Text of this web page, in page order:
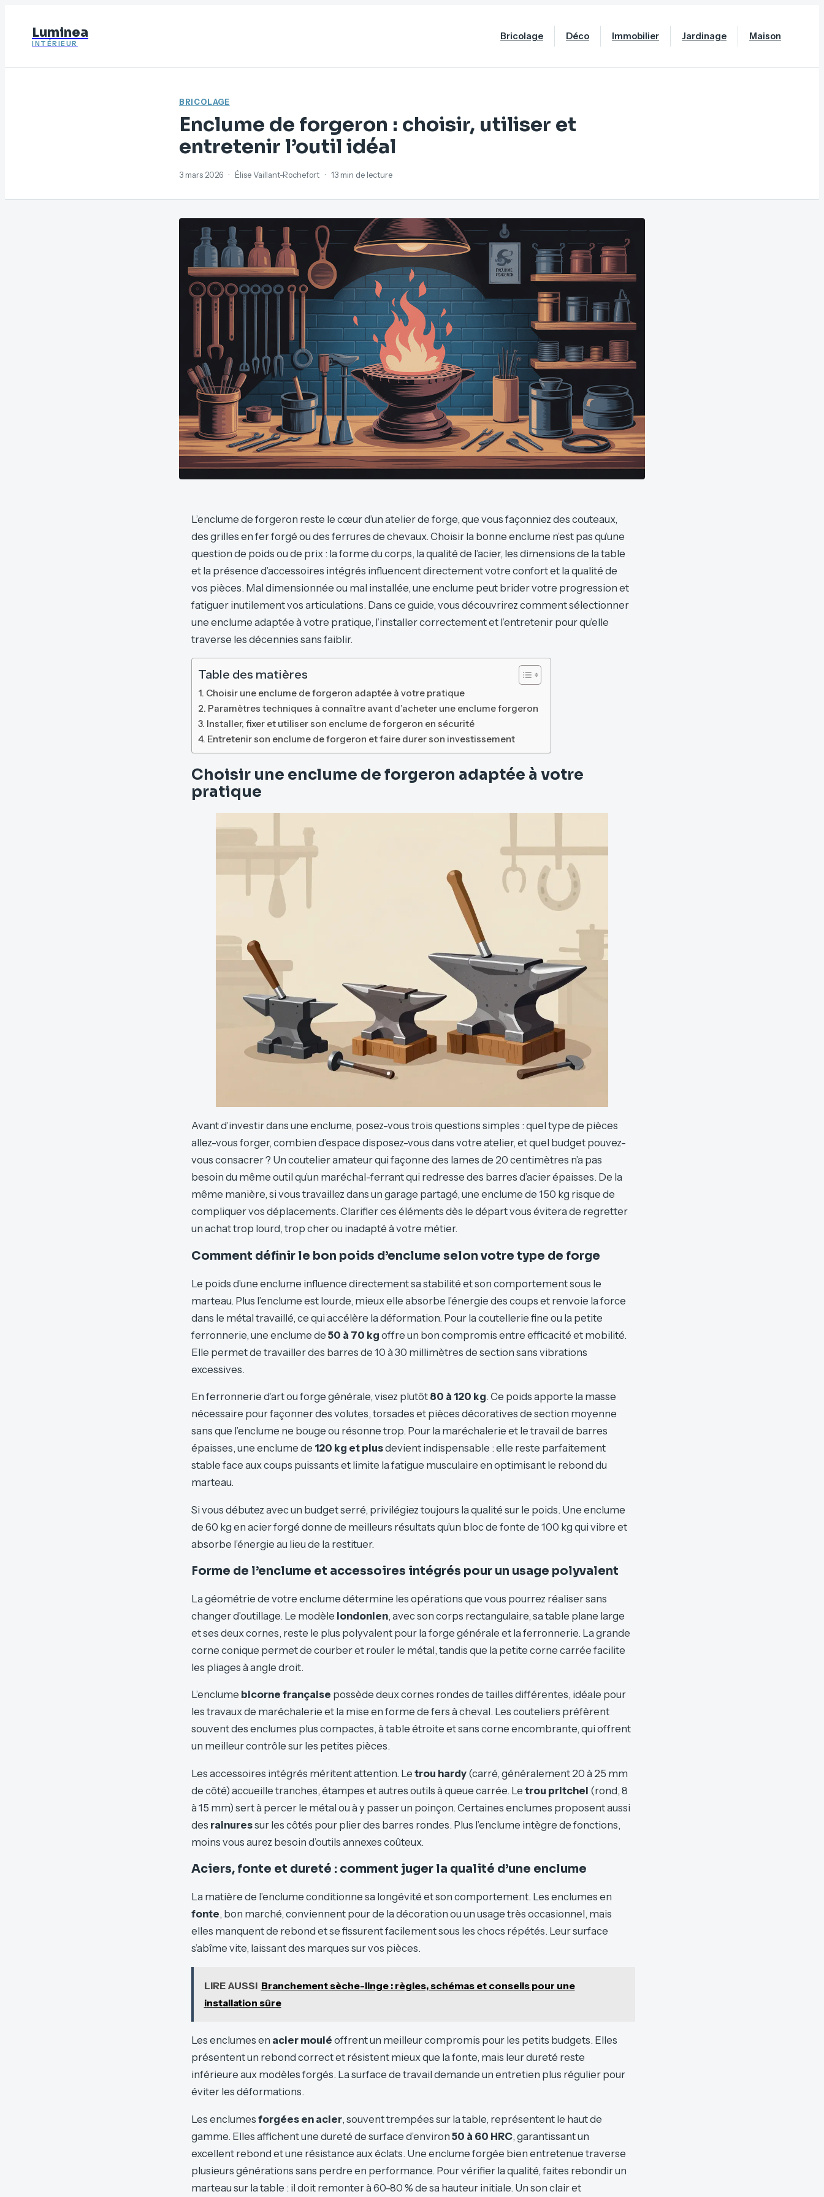
Luminea
INTÉRIEUR
Bricolage Déco Immobilier Jardinage Maison
BRICOLAGE
Enclume de forgeron : choisir, utiliser et
entretenir l’outil idéal
3 mars 2026 · Élise Vaillant-Rochefort · 13 min de lecture
L’enclume de forgeron reste le cœur d’un atelier de forge, que vous façonniez des couteaux,
des grilles en fer forgé ou des ferrures de chevaux. Choisir la bonne enclume n’est pas qu’une
question de poids ou de prix : la forme du corps, la qualité de l’acier, les dimensions de la table
et la présence d’accessoires intégrés influencent directement votre confort et la qualité de
vos pièces. Mal dimensionnée ou mal installée, une enclume peut brider votre progression et
fatiguer inutilement vos articulations. Dans ce guide, vous découvrirez comment sélectionner
une enclume adaptée à votre pratique, l’installer correctement et l’entretenir pour qu’elle
traverse les décennies sans faiblir.
Table des matières
Choisir une enclume de forgeron adaptée à votre pratique
Paramètres techniques à connaître avant d’acheter une enclume forgeron
Installer, fixer et utiliser son enclume de forgeron en sécurité
Entretenir son enclume de forgeron et faire durer son investissement
Choisir une enclume de forgeron adaptée à votre
pratique
Avant d’investir dans une enclume, posez-vous trois questions simples : quel type de pièces
allez-vous forger, combien d’espace disposez-vous dans votre atelier, et quel budget pouvez-
vous consacrer ? Un coutelier amateur qui façonne des lames de 20 centimètres n’a pas
besoin du même outil qu’un maréchal-ferrant qui redresse des barres d’acier épaisses. De la
même manière, si vous travaillez dans un garage partagé, une enclume de 150 kg risque de
compliquer vos déplacements. Clarifier ces éléments dès le départ vous évitera de regretter
un achat trop lourd, trop cher ou inadapté à votre métier.
Comment définir le bon poids d’enclume selon votre type de forge
Le poids d’une enclume influence directement sa stabilité et son comportement sous le
marteau. Plus l’enclume est lourde, mieux elle absorbe l’énergie des coups et renvoie la force
dans le métal travaillé, ce qui accélère la déformation. Pour la coutellerie fine ou la petite
ferronnerie, une enclume de 50 à 70 kg offre un bon compromis entre efficacité et mobilité.
Elle permet de travailler des barres de 10 à 30 millimètres de section sans vibrations
excessives.
En ferronnerie d’art ou forge générale, visez plutôt 80 à 120 kg. Ce poids apporte la masse
nécessaire pour façonner des volutes, torsades et pièces décoratives de section moyenne
sans que l’enclume ne bouge ou résonne trop. Pour la maréchalerie et le travail de barres
épaisses, une enclume de 120 kg et plusdevient indispensable : elle reste parfaitement
stable face aux coups puissants et limite la fatigue musculaire en optimisant le rebond du
marteau.
Si vous débutez avec un budget serré, privilégiez toujours la qualité sur le poids. Une enclume
de 60 kg en acier forgé donne de meilleurs résultats qu’un bloc de fonte de 100 kg qui vibre et
absorbe l’énergie au lieu de la restituer.
Forme de l’enclume et accessoires intégrés pour un usage polyvalent
La géométrie de votre enclume détermine les opérations que vous pourrez réaliser sans
changer d’outillage. Le modèle londonien, avec son corps rectangulaire, sa table plane large
et ses deux cornes, reste le plus polyvalent pour la forge générale et la ferronnerie. La grande
corne conique permet de courber et rouler le métal, tandis que la petite corne carrée facilite
les pliages à angle droit.
L’enclume bicorne française possède deux cornes rondes de tailles différentes, idéale pour
les travaux de maréchalerie et la mise en forme de fers à cheval. Les couteliers préfèrent
souvent des enclumes plus compactes, à table étroite et sans corne encombrante, qui offrent
un meilleur contrôle sur les petites pièces.
Les accessoires intégrés méritent attention. Le trou hardy (carré, généralement 20 à 25 mm
de côté) accueille tranches, étampes et autres outils à queue carrée. Le trou pritchel (rond, 8
à 15 mm) sert à percer le métal ou à y passer un poinçon. Certaines enclumes proposent aussi
des rainuressur les côtés pour plier des barres rondes. Plus l’enclume intègre de fonctions,
moins vous aurez besoin d’outils annexes coûteux.
Aciers, fonte et dureté : comment juger la qualité d’une enclume
La matière de l’enclume conditionne sa longévité et son comportement. Les enclumes en
fonte, bon marché, conviennent pour de la décoration ou un usage très occasionnel, mais
elles manquent de rebond et se fissurent facilement sous les chocs répétés. Leur surface
s’abîme vite, laissant des marques sur vos pièces.
LIRE AUSSI Branchement sèche-linge : règles, schémas et conseils pour une
installation sûre
Les enclumes en acier moulé offrent un meilleur compromis pour les petits budgets. Elles
présentent un rebond correct et résistent mieux que la fonte, mais leur dureté reste
inférieure aux modèles forgés. La surface de travail demande un entretien plus régulier pour
éviter les déformations.
Les enclumes forgées en acier, souvent trempées sur la table, représentent le haut de
gamme. Elles affichent une dureté de surface d’environ 50 à 60 HRC, garantissant un
excellent rebond et une résistance aux éclats. Une enclume forgée bien entretenue traverse
plusieurs générations sans perdre en performance. Pour vérifier la qualité, faites rebondir un
marteau sur la table : il doit remonter à 60-80 % de sa hauteur initiale. Un son clair et